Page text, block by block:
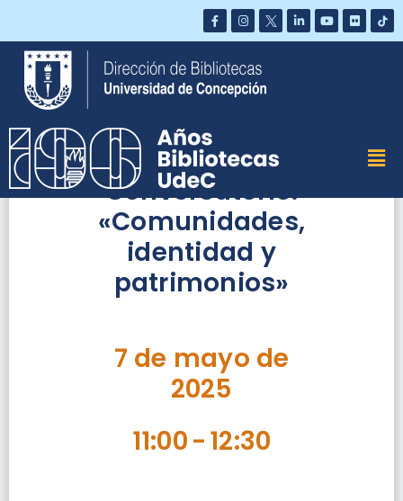
Saltar
contenido
Conversatorio:
«Comunidades,
identidad y
patrimonios»
7 de mayo de
2025
11:00-12:30